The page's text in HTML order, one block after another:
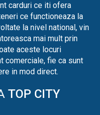
carduri ce iti ofera
ce functioneaza la
la nivel national, vin
mai mult prin
aceste locuri
comerciale, fie ca sunt
in mod direct.
TOP CITY